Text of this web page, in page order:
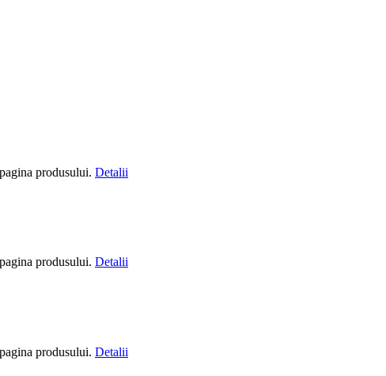
produsului. Detalii
produsului. Detalii
produsului. Detalii